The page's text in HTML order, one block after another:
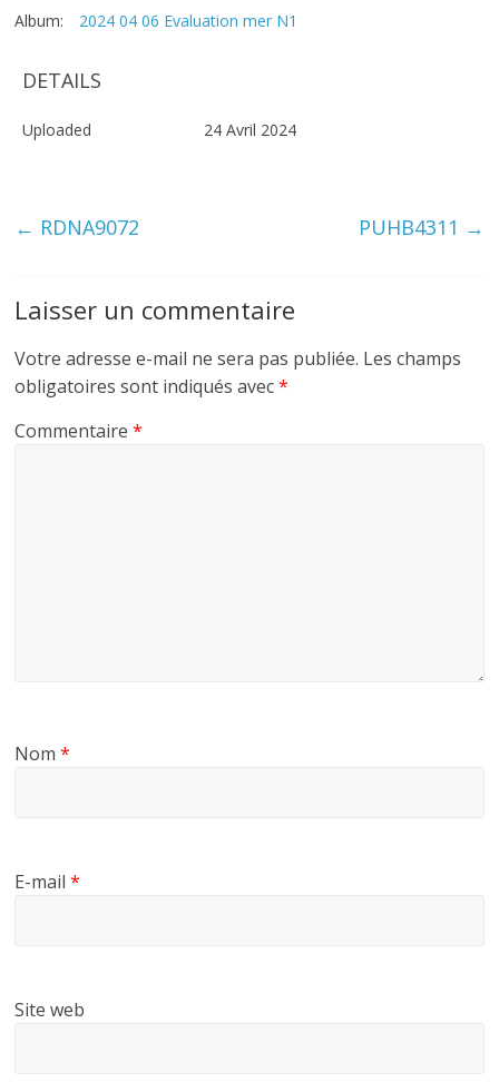
Album: 2024 04 06 Evaluation mer N1
DETAILS
Uploaded 24 Avril 2024
← RDNA9072 PUHB4311 →
Laisser un commentaire
Votre adresse e-mail ne sera pas publiée. Les champs
obligatoires sont indiqués avec*
Commentaire*
Nom*
E-mail*
Site web